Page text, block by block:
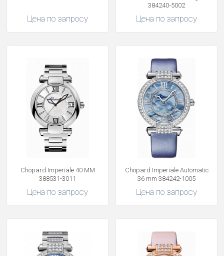
Цена по запросу
384240-5002
Цена по запросу
Chopard Imperiale 40 ММ
388531-3011
Цена по запросу
Chopard Imperiale Automatic
36 mm 384242-1005
Цена по запросу